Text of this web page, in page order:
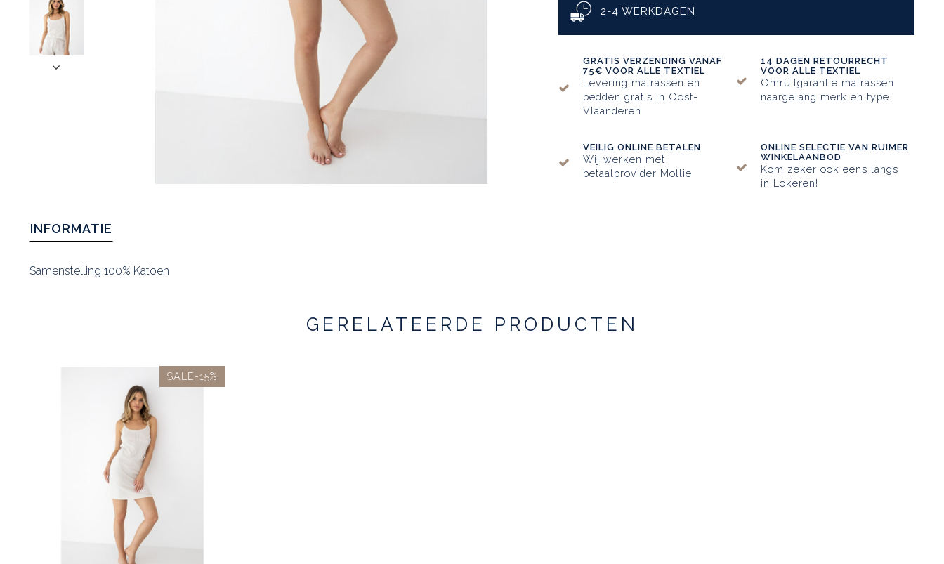
2-4 WERKDAGEN
GRATIS VERZENDING VANAF
75€ VOOR ALLE TEXTIEL
Levering matrassen en
bedden gratis in Oost-
Vlaanderen
14 DAGEN RETOURRECHT
VOOR ALLE TEXTIEL
Omruilgarantie matrassen
naargelang merk en type.
VEILIG ONLINE BETALEN
Wij werken met
betaalprovider Mollie
ONLINE SELECTIE VAN RUIMER
WINKELAANBOD
Kom zeker ook eens langs
in Lokeren!
INFORMATIE
Samenstelling 100% Katoen
GERELATEERDE PRODUCTEN
SALE-15%